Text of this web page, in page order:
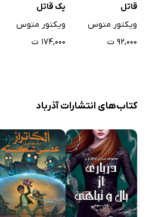
قاتل
ویکتور متوس
۹۲,۰۰۰ ت
یک قاتل
ویکتور متوس
۱۷۴,۰۰۰ ت
کتاب‌های انتشارات آذرباد